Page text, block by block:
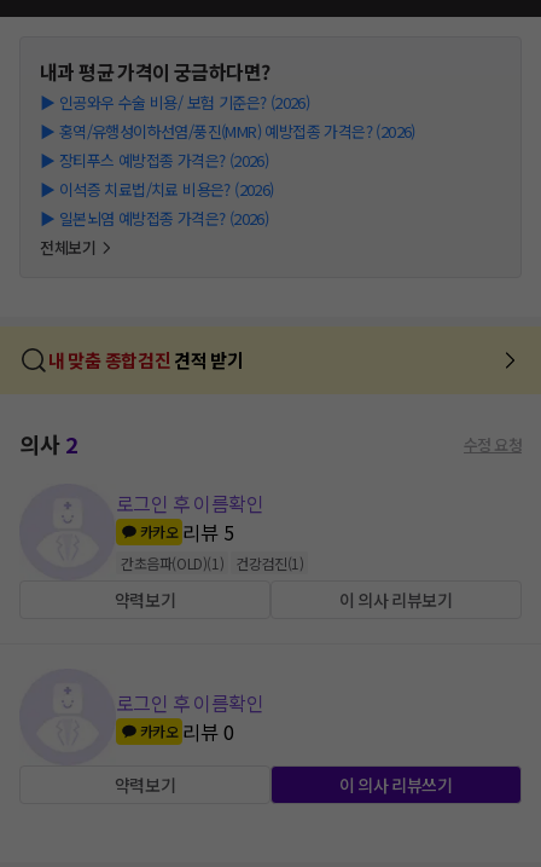
내과평균 가격이 궁금하다면?
▶ 인공와우 수술 비용/ 보험 기준은? (2026)
▶ 홍역/유행성이하선염/풍진(MMR) 예방접종 가격은? (2026)
▶ 장티푸스 예방접종 가격은? (2026)
▶ 이석증 치료법/치료 비용은? (2026)
▶ 일본뇌염 예방접종 가격은? (2026)
전체보기
내 맞춤 종합검진 견적 받기
의사2 수정 요청
로그인 후 이름확인
카카오 리뷰 5
간초음파(OLD)(1 ) 건강검진(1 )
약력보기 이 의사 리뷰보기
로그인 후 이름확인
카카오 리뷰0
약력보기 이 의사 리뷰쓰기